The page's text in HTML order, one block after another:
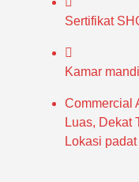
Sertifikat
Kamar mandi
Commercial
Luas, Dekat
Lokasi